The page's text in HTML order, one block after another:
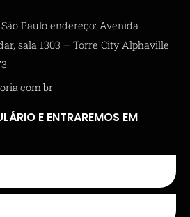
Paulo endereço: Avenida
sala 1303 – Torre City Alphaville
E ENTRAREMOS EM